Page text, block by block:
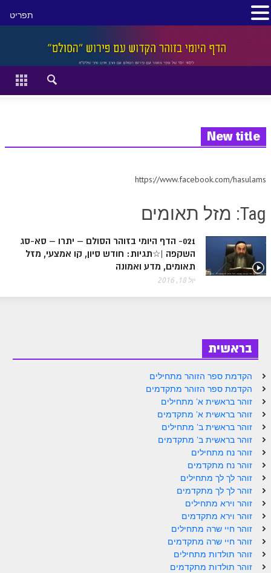
סגור
זוהר מתקדמים
הקדמת ספר הזוהר מתקדמים
ספר הזוהר בראשית א' מתחילים
ספר הזוהר בראשית א' מתקדמים
ספר הזוהר בראשית ב' מתחילים
ספר הזוהר נח מתחילים
ספר הזוהר לך לך מתחילים
ספר הזוהר לך לך מתקדמים
ספר הזוהר וירא מתקדמים
ספר הזוהר חיי שרה מתחילים
ספר הזוהר חיי שרה מתקדמים
ספר הזוהר תולדות מתחילים
ספר הזוהר תולדות מתקדמים
ספר הזוהר ויצא מתחילים
New title
https://www.facebook.com/hasulams
Tag: מזל תאומים
021- הדף היומי בזוהר הסולם – יתרו – סא-סג
השקפה |☆תגיות: חודש סיון, קו אמצעי, מזל
תאומים, מדע ואמונה
יול 18, 2016
בראשית
הקדמת ספר הזוהר מתחילים
הקדמת ספר הזוהר מתקדמים
זוהר בראשית א' מתחילים
זוהר בראשית א' מתקדמים
זוהר בראשית ב' מתחילים
זוהר בראשית ב' מתקדמים
זוהר נח מתחילים
זוהר נח מתקדמים
זוהר לך לך מתחילים
זוהר לך לך מתקדמים
זוהר וירא מתחילים
זוהר וירא מתקדמים
זוהר חיי שרה מתחילים
זוהר חיי שרה מתקדמים
זוהר תולדות מתחילים
זוהר תולדות מתקדמים
תפריט